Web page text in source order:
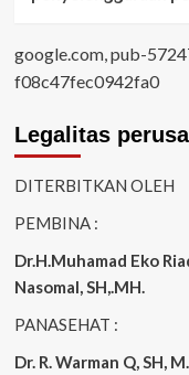
google.com, pub-
f08c47fec0942fa0
Legalitas
DITERBITKAN OLEH
PEMBINA :
Dr.H.Muhamad Eko
Nasomal, SH,.MH.
PANASEHAT :
Dr. R. Warman Q, SH,